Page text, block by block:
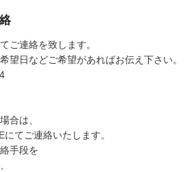
ご連絡を致します。
望日などご希望があればお伝え下さい。
合は、
てご連絡いたします。
手段を